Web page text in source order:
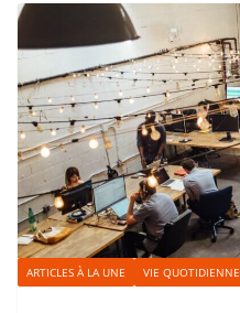
ARTICLES À LA UNE VIE QUOTIDIENNE